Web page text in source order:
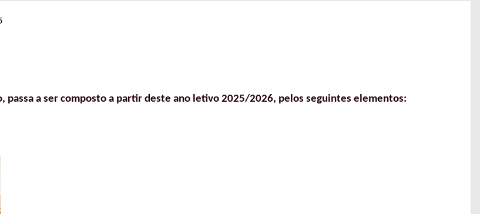
passa a ser composto a partir deste ano letivo 2025/2026, pelos seguintes elementos: